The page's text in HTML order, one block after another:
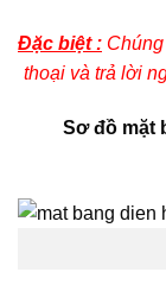
Đặc biệt :
thoại và trả lời
Sơ đồ mặt